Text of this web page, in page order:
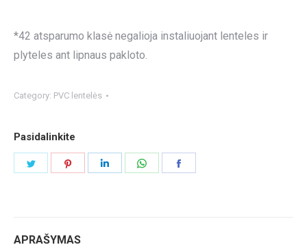
*42 atsparumo klasė negalioja instaliuojant lenteles ir
plyteles ant lipnaus pakloto.
Category: PVC lentelės
Pasidalinkite
APRAŠYMAS